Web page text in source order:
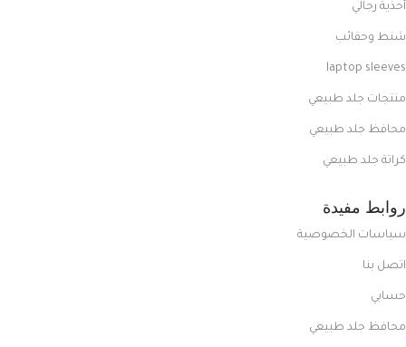
أحذية رجالي
شنط وحقائب
laptop sleeves
منتجات جلد طبيعي
محافظ جلد طبيعي
كراتة جلد طبيعي
روابط مفيدة
سياسات الخصوصية
اتصل بنا
حسابي
محافظ جلد طبيعي